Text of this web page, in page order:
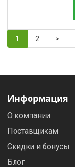
1 2 >
Информация
О компании
Поставщикам
Скидки и бонусы
Блог